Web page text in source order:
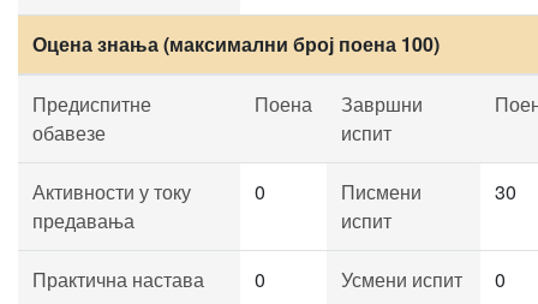
Оцена знања (максимални број поена 100)
Предиспитне
обавезе
Поена
Завршни
испит
Активности у току
предавања
0
Писмени
испит
30
Практична настава 0 Усмени испит 0